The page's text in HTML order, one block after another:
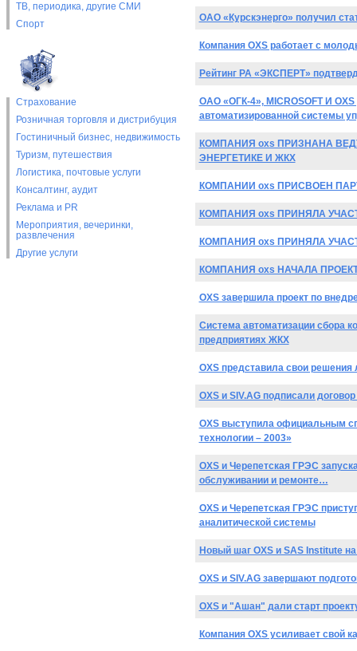
ТВ, периодика, другие СМИ
Спорт
Страхование
Розничная торговля и дистрибуция
Гостиничный бизнес, недвижимость
Туризм, путешествия
Логистика, почтовые услуги
Консалтинг, аудит
Реклама и PR
Мероприятия, вечеринки,
развлечения
Другие услуги
ОАО «Курскэнерго» получил
Компания OXS работает с
Рейтинг РА «ЭКСПЕРТ»
ОАО «ОГК-4», MICROSOFT И
автоматизированной системы
КОМПАНИЯ oxs ПРИЗНАНА
ЭНЕРГЕТИКЕ И ЖКХ
КОМПАНИИ oxs ПРИСВОЕН
КОМПАНИЯ oxs ПРИНЯЛА
КОМПАНИЯ oxs ПРИНЯЛА
КОМПАНИЯ oxs НАЧАЛА
OXS завершила проект по
Система автоматизации сбора
предприятиях ЖКХ
OXS представила свои решения
OXS и SIV.AG подписали
OXS выступила официальным
технологии – 2003»
OXS и Черепетская ГРЭС
обслуживании и ремонте…
OXS и Черепетская ГРЭС
аналитической системы
Новый шаг OXS и SAS Institute
OXS и SIV.AG завершают
OXS и "Ашан" дали старт
Компания OXS усиливает свой